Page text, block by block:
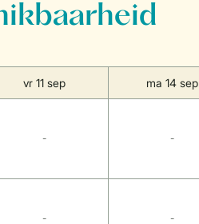
vr 11 sep ma 14 sep
- -
- -